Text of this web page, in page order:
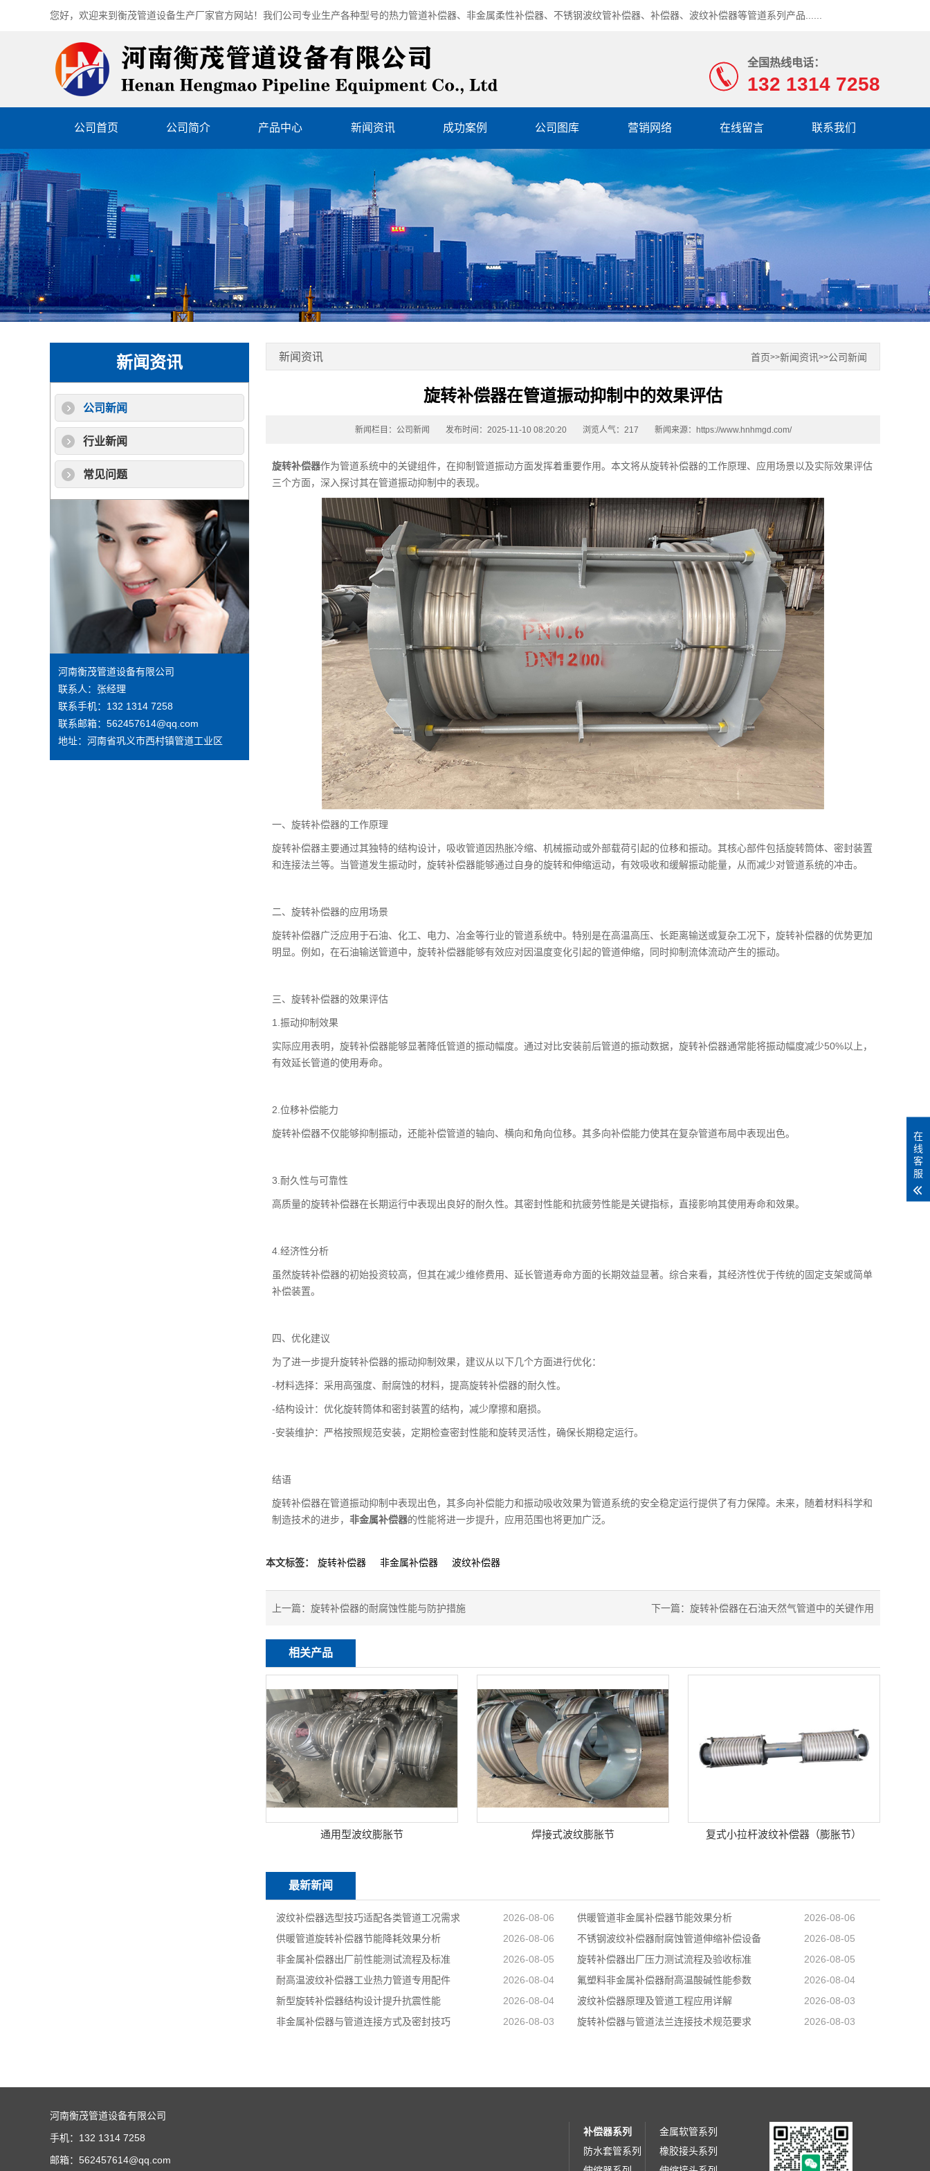
您好，欢迎来到 衡茂管道设备生产厂家官方网站！我们公司专业生产各种型号的热力管道补偿器、 非金属柔性补偿器、 不锈钢波纹管补偿器、 补偿器、 波纹补偿器等管道系列产品......
全国热线电话：
132 1314 7258
公司首页 公司简介 产品中心 新闻资讯 成功案例 公司图库 营销网络 在线留言 联系我们
新闻资讯
公司新闻
行业新闻
常见问题
河南衡茂管道设备有限公司
联系人：张经理
联系手机：132 1314 7258
联系邮箱：562457614@qq.com
地址：河南省巩义市西村镇管道工业区
新闻资讯 首页>>新闻资讯>>公司新闻
旋转补偿器在管道振动抑制中的效果评估
新闻栏目： 公司新闻 发布时间：2025-11-10 08:20:20 浏览人气：217 新闻来源： https://www.hnhmgd.com/
旋转补偿器作为管道系统中的关键组件，在抑制管道振动方面发挥着重要作用。本文将从旋转补偿器的工作原理、应用场景以及实际效果评估
三个方面，深入探讨其在管道振动抑制中的表现。
一、旋转补偿器的工作原理
旋转补偿器主要通过其独特的结构设计，吸收管道因热胀冷缩、机械振动或外部载荷引起的位移和振动。其核心部件包括旋转筒体、密封装置
和连接法兰等。当管道发生振动时，旋转补偿器能够通过自身的旋转和伸缩运动，有效吸收和缓解振动能量，从而减少对管道系统的冲击。
二、旋转补偿器的应用场景
旋转补偿器广泛应用于石油、化工、电力、冶金等行业的管道系统中。特别是在高温高压、长距离输送或复杂工况下，旋转补偿器的优势更加
明显。例如，在石油输送管道中，旋转补偿器能够有效应对因温度变化引起的管道伸缩，同时抑制流体流动产生的振动。
三、旋转补偿器的效果评估
1.振动抑制效果
实际应用表明，旋转补偿器能够显著降低管道的振动幅度。通过对比安装前后管道的振动数据，旋转补偿器通常能将振动幅度减少50%以上，
有效延长管道的使用寿命。
2.位移补偿能力
旋转补偿器不仅能够抑制振动，还能补偿管道的轴向、横向和角向位移。其多向补偿能力使其在复杂管道布局中表现出色。
3.耐久性与可靠性
高质量的旋转补偿器在长期运行中表现出良好的耐久性。其密封性能和抗疲劳性能是关键指标，直接影响其使用寿命和效果。
4.经济性分析
虽然旋转补偿器的初始投资较高，但其在减少维修费用、延长管道寿命方面的长期效益显著。综合来看，其经济性优于传统的固定支架或简单
补偿装置。
四、优化建议
为了进一步提升旋转补偿器的振动抑制效果，建议从以下几个方面进行优化：
-材料选择：采用高强度、耐腐蚀的材料，提高旋转补偿器的耐久性。
-结构设计：优化旋转筒体和密封装置的结构，减少摩擦和磨损。
-安装维护：严格按照规范安装，定期检查密封性能和旋转灵活性，确保长期稳定运行。
‍结语
旋转补偿器在管道振动抑制中表现出色，其多向补偿能力和振动吸收效果为管道系统的安全稳定运行提供了有力保障。未来，随着材料科学和
制造技术的进步， 非金属补偿器的性能将进一步提升，应用范围也将更加广泛。
本文标签： 旋转补偿器 非金属补偿器 波纹补偿器
上一篇： 旋转补偿器的耐腐蚀性能与防护措施 下一篇：旋转补偿器在石油天然气管道中的关键作用
相关产品
通用型波纹膨胀节 焊接式波纹膨胀节 复式小拉杆波纹补偿器（膨胀节）
最新新闻
波纹补偿器选型技巧适配各类管道工况需求 2026-08-06 供暖管道非金属补偿器节能效果分析
2026-08-06
供暖管道旋转补偿器节能降耗效果分析
2026-08-06 不锈钢波纹补偿器耐腐蚀管道伸缩补偿设备
2026-08-05
非金属补偿器出厂前性能测试流程及标准
2026-08-05 旋转补偿器出厂压力测试流程及验收标准
2026-08-05
耐高温波纹补偿器工业热力管道专用配件
2026-08-04 氟塑料非金属补偿器耐高温酸碱性能参数
2026-08-04
新型旋转补偿器结构设计提升抗震性能
2026-08-04 波纹补偿器原理及管道工程应用详解
2026-08-03
非金属补偿器与管道连接方式及密封技巧
2026-08-03 旋转补偿器与管道法兰连接技术规范要求 2026-08-03
河南衡茂管道设备有限公司
手机： 132 1314 7258
邮箱： 562457614@qq.com
补偿器系列
金属软管系列
防水套管系列
橡胶接头系列
在
线
客
服